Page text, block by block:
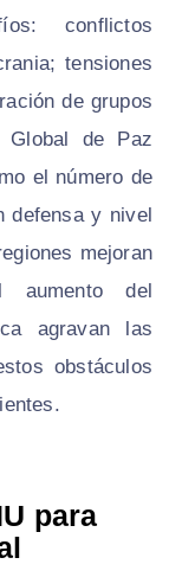
conflictos
tensiones
de grupos
Global de Paz
el número de
defensa y nivel
mejoran
aumento del
agravan las
obstáculos
para